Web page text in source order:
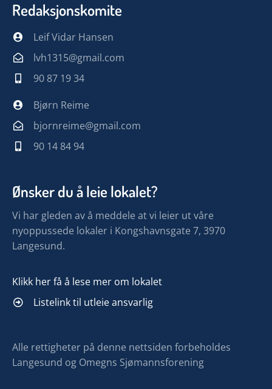
Redaksjonskomite
Leif Vidar Hansen
lvh1315@gmail.com
90 87 19 34
Bjørn Reime
bjornreime@gmail.com
90 14 84 94
Ønsker du å leie lokalet?
Vi har gleden av å meddele at vi leier ut våre
nyoppussede lokaler i Kongshavnsgate 7, 3970
Langesund.
Klikk her få å lese mer om lokalet
Listelink til utleie ansvarlig
Alle rettigheter på denne nettsiden forbeholdes
Langesund og Omegns Sjømannsforening